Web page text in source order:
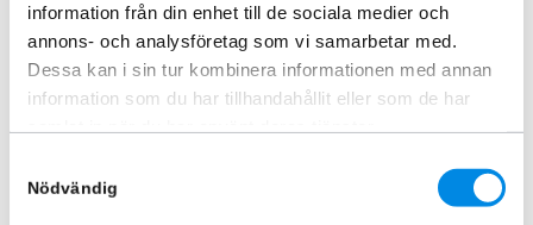
information från din enhet till de sociala medier och
annons- och analysföretag som vi samarbetar med.
Dessa kan i sin tur kombinera informationen med annan
information som du har tillhandahållit eller som de har
Nödvändig
Sidorör Svart L2 LED VW
Transporter T7 2025+
ARTNR:807460P8VW
Lägg i varukorg
Sidorör Svarta L1 VW
Transporter T7 2025+
ARTNR: 807460P2VW